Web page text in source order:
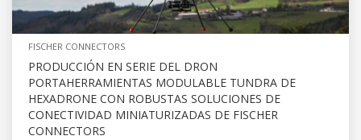
FISCHER CONNECTORS
PRODUCCIÓN EN SERIE DEL DRON
PORTAHERRAMIENTAS MODULABLE TUNDRA DE
HEXADRONE CON ROBUSTAS SOLUCIONES DE
CONECTIVIDAD MINIATURIZADAS DE FISCHER
CONNECTORS